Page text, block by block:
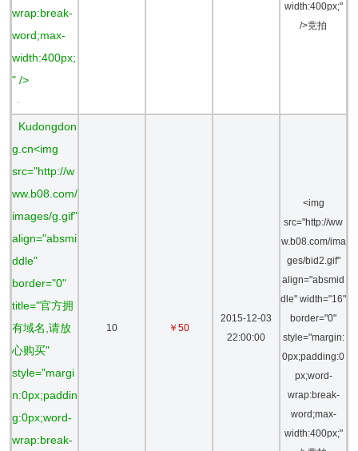
wrap:break-
word;max-
width:400px;
" />
-
width:400px;"
/>竞拍
Kudongdon
g.cn<img
src="http://w
ww.b08.com/
images/g.gif"
align="absmi
ddle"
border="0"
title="官方拥
有域名,请放
心购买"
style="margi
n:0px;paddin
g:0px;word-
wrap:break-
10 ￥50
2015-12-03
22:00:00
<img
src="http://ww
w.b08.com/ima
ges/bid2.gif"
align="absmid
dle" width="16"
border="0"
style="margin:
0px;padding:0
px;word-
wrap:break-
word;max-
width:400px;"